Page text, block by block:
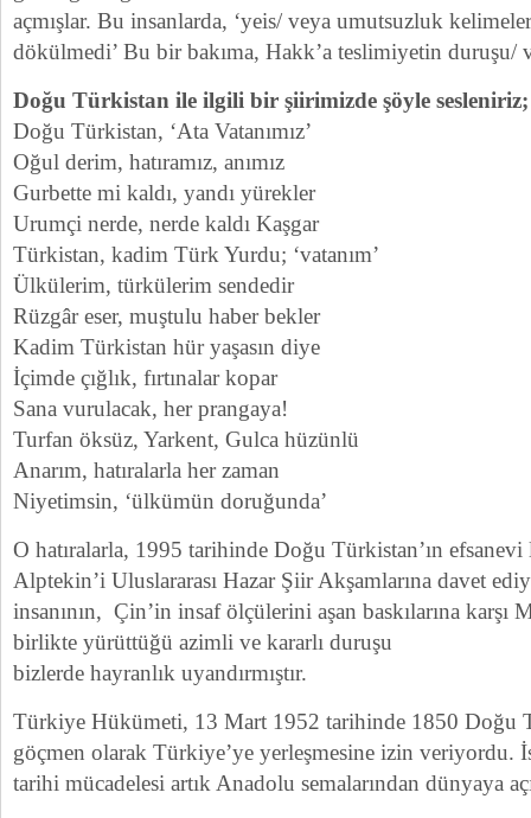
açmışlar. Bu insanlarda, ‘yeis/ veya umutsuzluk
dökülmedi’ Bu bir bakıma, Hakk’a teslimiyetin duruşu/
Doğu Türkistan ile ilgili bir şiirimizde şöyle sesleniriz;
Doğu Türkistan, ‘Ata Vatanımız’
Oğul derim, hatıramız, anımız
Gurbette mi kaldı, yandı yürekler
Urumçi nerde, nerde kaldı Kaşgar
Türkistan, kadim Türk Yurdu; ‘vatanım’
Ülkülerim, türkülerim sendedir
Rüzgâr eser, muştulu haber bekler
Kadim Türkistan hür yaşasın diye
İçimde çığlık, fırtınalar kopar
Sana vurulacak, her prangaya!
Turfan öksüz, Yarkent, Gulca hüzünlü
Anarım, hatıralarla her zaman
Niyetimsin, ‘ülkümün doruğunda’
O hatıralarla, 1995 tarihinde Doğu Türkistan’ın
Alptekin’i Uluslararası Hazar Şiir Akşamlarına davet
insanının, Çin’in insaf ölçülerini aşan baskılarına karşı
birlikte yürüttüğü azimli ve kararlı duruşu
bizlerde hayranlık uyandırmıştır.
Türkiye Hükümeti, 13 Mart 1952 tarihinde 1850 Doğu
göçmen olarak Türkiye’ye yerleşmesine izin veriyordu.
tarihi mücadelesi artık Anadolu semalarından dünyaya